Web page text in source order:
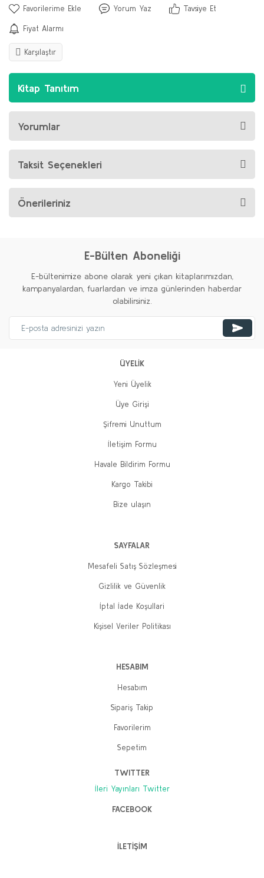
Yorum Yaz Tavsiye Et
Fiyat Alarmı
Karşılaştır
Kitap Tanıtım
Yorumlar
Taksit Seçenekleri
Önerileriniz
E-Bülten Aboneliği
E-bültenimize abone olarak yeni çıkan kitaplarımızdan,
kampanyalardan, fuarlardan ve imza günlerinden haberdar
olabilirsiniz.
ÜYELİK
Yeni Üyelik
Üye Girişi
Şifremi Unuttum
İletişim Formu
Havale Bildirim Formu
Kargo Takibi
Bize ulaşın
SAYFALAR
Mesafeli Satış Sözleşmesi
Gizlilik ve Güvenlik
İptal İade Koşullari
Kişisel Veriler Politikası
HESABIM
Hesabım
Sipariş Takip
Favorilerim
Sepetim
TWITTER
İleri Yayınları Twitter
FACEBOOK
İLETİŞİM